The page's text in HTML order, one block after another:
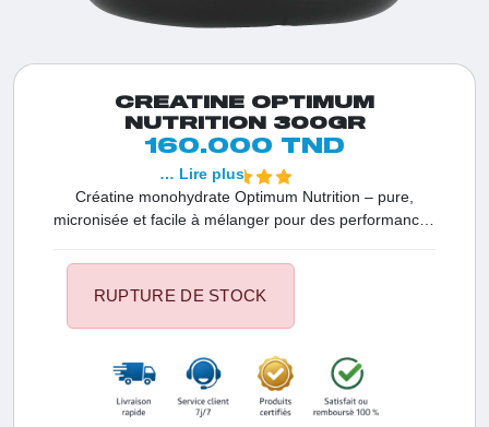
CREATINE OPTIMUM
NUTRITION 300GR
160.000 TND
Créatine monohydrate Optimum Nutrition – pure,
micronisée et facile à mélanger pour des performances
après l’entraînement
… Lire plus
RUPTURE DE STOCK